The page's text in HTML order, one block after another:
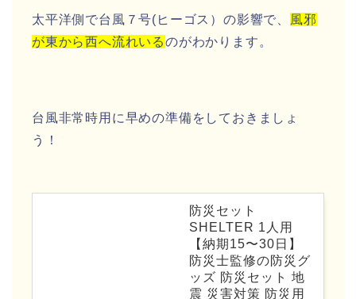
太平洋側で台風７号(ヒーゴス） の影響で、
風邪
が東から西へ流れいるのがわかります。
台風非常時用に早めの準備をしておきましょ
う！
防災セット
SHELTER 1人用
【納期15〜30日】
防災士監修の防災グ
ッズ 防災セット 地
震 災害対策 防災用